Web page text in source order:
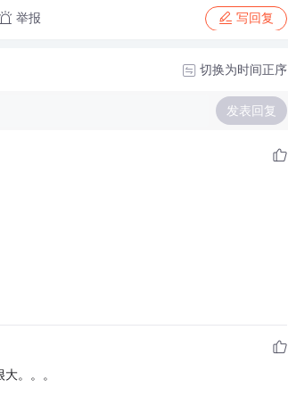
举报 写回复
切换为时间正序
发表回复
。。。